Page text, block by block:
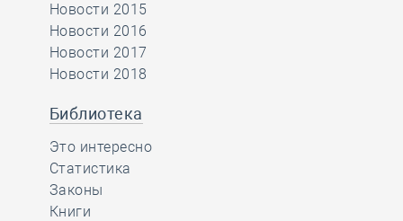
Новости 2015
Новости 2016
Новости 2017
Новости 2018
Библиотека
Это интересно
Статистика
Законы
Книги